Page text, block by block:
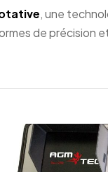
, une
de précision